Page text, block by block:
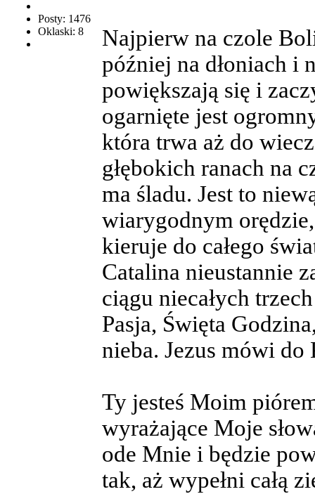
Posty: 1476
Oklaski: 8
Najpierw na czole
później na dłoniach i
powiększają się i
ogarnięte jest
która trwa aż do
głębokich ranach na
ma śladu. Jest to
wiarygodnym
kieruje do całego
Catalina nieustannie
ciągu niecałych
Pasja, Święta
nieba. Jezus mówi do
Ty jesteś Moim
wyrażające Moje
ode Mnie i będzie
tak, aż wypełni całą